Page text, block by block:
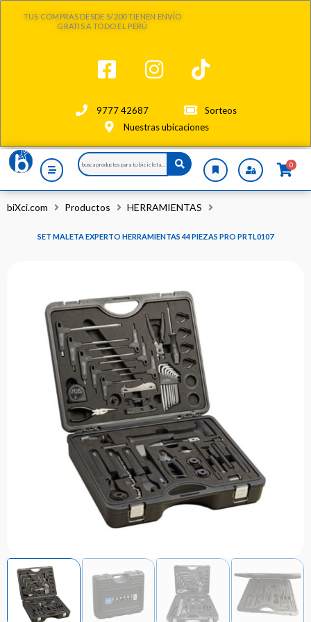
TUS COMPRAS DESDE S/200 TIENEN ENVÍO
GRATIS A TODO EL PERÚ
9777 42687
Sorteos
Nuestras ubicaciones
Search
...
0
biXci.com Productos HERRAMIENTAS
SET MALETA EXPERTO HERRAMIENTAS 44 PIEZAS PRO PRTL0107